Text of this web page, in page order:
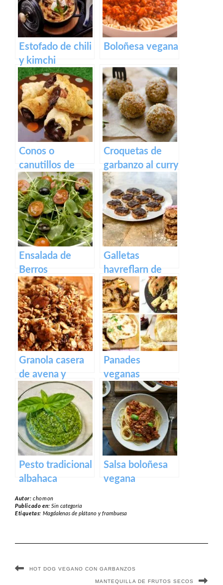
Estofado de chili
y kimchi
Boloñesa vegana
Conos o
canutillos de
hojaldre rellenos
que crema de
chocolate
vegana
Croquetas de
garbanzo al curry
con salsa de
queso y kéfir
Ensalada de
Berros
Galletas
havreflarn de
avena con
chocolate negro
Granola casera
de avena y
frutos secos
Panades
veganas
Pesto tradicional
albahaca
Salsa boloñesa
vegana
Autor:chomon
Publicado en:Sin categoría
Etiquetas: Magdalenas de plátano y frambuesa
HOT DOG VEGANO CON GARBANZOS
MANTEQUILLA DE FRUTOS SECOS